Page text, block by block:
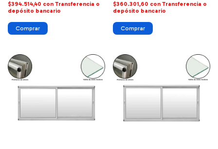
$394.514,40 con Transferencia o
depósito bancario
$360.301,60 con Transferencia o
depósito bancario